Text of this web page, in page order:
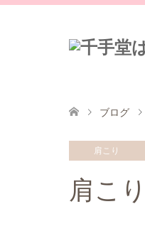
ブログ
肩こり
肩こ